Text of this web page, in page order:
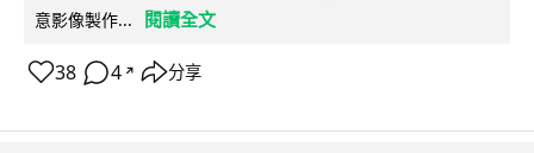
意影像製作...
閱讀全文
38 4 ↗ 分享